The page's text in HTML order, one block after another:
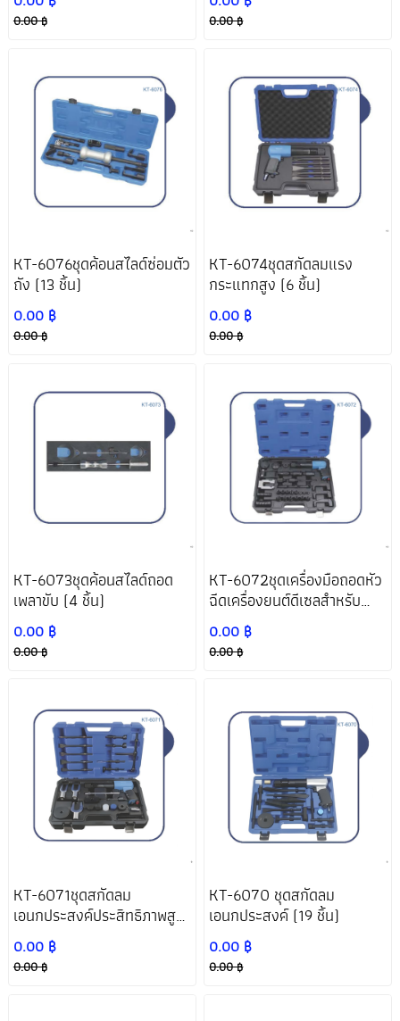
0.00 ฿ รุ่นอื่นๆ
0.00 ฿
KT-6076ชุดค้อนสไลด์ซ่อมตัว
ถัง (13 ชิ้น)
0.00 ฿
0.00 ฿
KT-6074ชุดสกัดลมแรง
กระแทกสูง (6 ชิ้น)
0.00 ฿
0.00 ฿
KT-6073ชุดค้อนสไลด์ถอด
เพลาขับ (4 ชิ้น)
0.00 ฿
0.00 ฿
KT-6072ชุดเครื่องมือถอดหัว
ฉีดเครื่องยนต์ดีเซลสำหรับ
รถยนต์ทุกรุ่น
0.00 ฿
0.00 ฿
KT-6071ชุดสกัดลม
เอนกประสงค์ประสิทธิภาพสูง
(24 ชิ้น)
0.00 ฿
0.00 ฿
KT-6070 ชุดสกัดลม
เอนกประสงค์ (19 ชิ้น)
0.00 ฿
0.00 ฿